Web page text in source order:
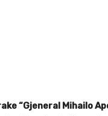
“Gjeneral Mihailo